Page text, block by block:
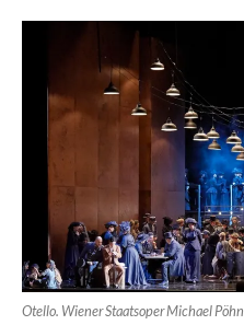
Otello. Wiener Staatsoper Michael Pöhn